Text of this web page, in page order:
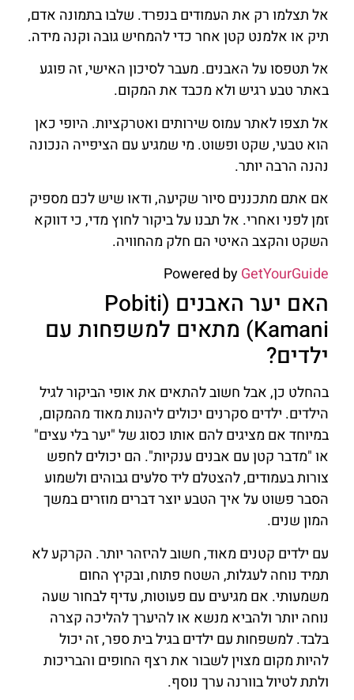
אל תצלמו רק את העמודים בנפרד. שלבו בתמונה אדם,
תיק או אלמנט קטן אחר כדי להמחיש גובה וקנה מידה.
אל תטפסו על האבנים. מעבר לסיכון האישי, זה פוגע
באתר טבע רגיש ולא מכבד את המקום.
אל תצפו לאתר עמוס שירותים ואטרקציות. היופי כאן
הוא טבעי, שקט ופשוט. מי שמגיע עם הציפייה הנכונה
נהנה הרבה יותר.
אם אתם מתכננים סיור שקיעה, ודאו שיש לכם מספיק
זמן לפני ואחרי. אל תבנו על ביקור לחוץ מדי, כי דווקא
השקט והקצב האיטי הם חלק מהחוויה.
Powered byGetYourGuide
האם יער האבנים (Pobiti
Kamani) מתאים למשפחות עם
ילדים?
בהחלט כן, אבל חשוב להתאים את אופי הביקור לגיל
הילדים. ילדים סקרנים יכולים ליהנות מאוד מהמקום,
במיוחד אם מציגים להם אותו כסוג של "יער בלי עצים"
או "מדבר קטן עם אבנים ענקיות". הם יכולים לחפש
צורות בעמודים, להצטלם ליד סלעים גבוהים ולשמוע
הסבר פשוט על איך הטבע יוצר דברים מוזרים במשך
המון שנים.
עם ילדים קטנים מאוד, חשוב להיזהר יותר. הקרקע לא
תמיד נוחה לעגלות, השטח פתוח, ובקיץ החום
משמעותי. אם מגיעים עם פעוטות, עדיף לבחור שעה
נוחה יותר ולהביא מנשא או להיערך להליכה קצרה
בלבד. למשפחות עם ילדים בגיל בית ספר, זה יכול
להיות מקום מצוין לשבור את רצף החופים והבריכות
ולתת לטיול בוורנה ערך נוסף.